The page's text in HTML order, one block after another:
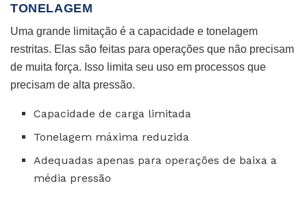
TONELAGEM
Uma grande limitação é a capacidade e tonelagem
restritas. Elas são feitas para operações que não precisam
de muita força. Isso limita seu uso em processos que
precisam de alta pressão.
Capacidade de carga limitada
Tonelagem máxima reduzida
Adequadas apenas para operações de baixa a
média pressão